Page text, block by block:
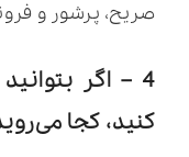
صریح، پرشور و
4 – اگر
کنید، کجا